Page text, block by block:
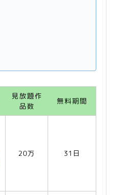
見放題作
品数
無料期間
20万 31日